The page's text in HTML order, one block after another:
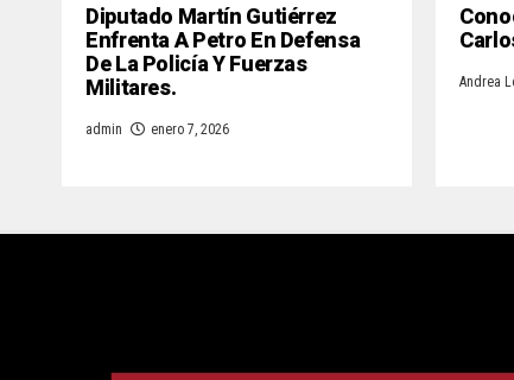
Diputado Martín Gutiérrez
Enfrenta A Petro En Defensa
De La Policía Y Fuerzas
Militares.
admin enero 7, 2026
Andrea